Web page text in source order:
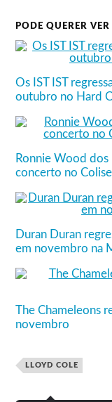
PODE QUERER
Os IST IST
outubro no Hard
Ronnie Wood dos
concerto no
Duran Duran
em novembro na
The Chameleons
novembro
LLOYD COLE